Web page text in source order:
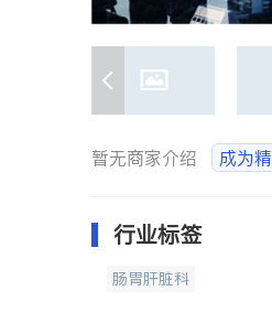
暂无商家介绍 成为
行业标签
肠胃肝脏科